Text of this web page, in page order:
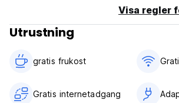
children aged 6 years and above are
considered adult at this property
there is no age requirement for check in
pets are not allowed in this property
Visa regler
Utrustning
gratis frukost‎
Gratis internetadgang